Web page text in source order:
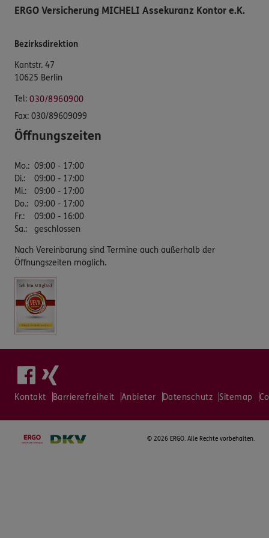
ERGO Versicherung MICHELI Assekuranz Kontor e.K.
Bezirksdirektion
Kantstr. 47
10625 Berlin
Tel: 030/8960900
Fax: 030/89609099
Öffnungszeiten
Mo.: 09:00 - 17:00
Di.:
09:00 - 17:00
Mi.:
09:00 - 17:00
Do.: 09:00 - 17:00
Fr.:
09:00 - 16:00
Sa.: geschlossen
Nach Vereinbarung sind Termine auch außerhalb der
Öffnungszeiten möglich.
Kontakt Barrierefreiheit Anbieter Datenschutz Sitemap
© 2026 ERGO. Alle Rechte vorbehalten.